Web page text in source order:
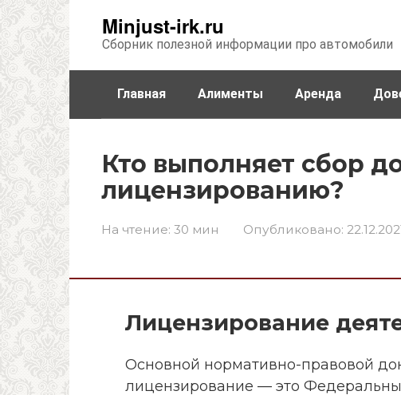
Minjust-irk.ru
Сборник полезной информации про автомобили
Главная Алименты Аренда
Кто выполняет сбор
лицензированию?
На чтение: 30 мин Опубликовано:
Лицензирование
Основной нормативно-правовой
лицензирование — это